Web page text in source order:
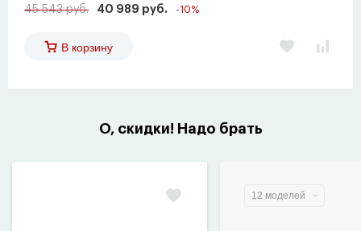
45 543 руб. 40 989 руб. -10%
В корзину
О, скидки! Надо брать
12 моделей